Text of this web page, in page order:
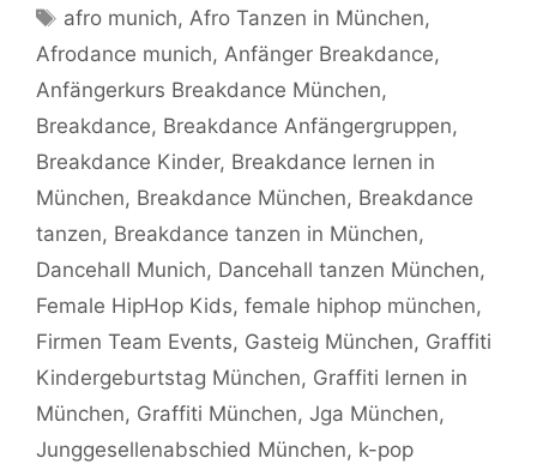
Schlagwörter
afro munich,Afro Tanzen in München,
Afrodance munich, Anfänger Breakdance,
Anfängerkurs Breakdance München,
Breakdance, Breakdance Anfängergruppen,
Breakdance Kinder, Breakdance lernen in
München, Breakdance München, Breakdance
tanzen, Breakdance tanzen in München,
Dancehall Munich, Dancehall tanzen München,
Female HipHop Kids, female hiphop münchen,
Firmen Team Events, Gasteig München, Graffiti
Kindergeburtstag München, Graffiti lernen in
München, Graffiti München, Jga München,
Junggesellenabschied München, k-pop